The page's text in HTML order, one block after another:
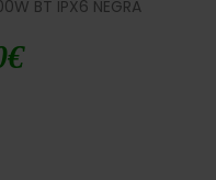
BT IPX6 NEGRA
€